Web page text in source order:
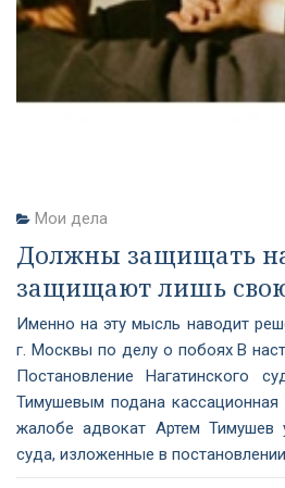
Мои дела
Должны защищать
защищают лишь
Именно на эту мысль наводит
г. Москвы по делу о побоях В
Постановление Нагатинского
Тимушевым подана
жалобе адвокат Артем Тимушев
суда, изложенные в